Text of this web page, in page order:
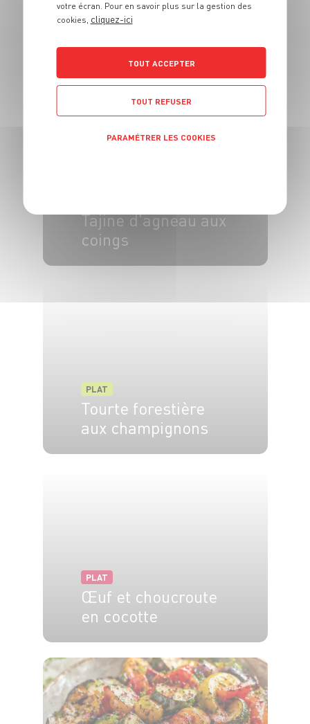
PLAT
Merlan rôti au four
sauce pistou
2 pers. 20 min 20 min
Tajine d'agneau aux
coings
PLAT
Tourte forestière
aux champignons
PLAT
Œuf et choucroute
en cocotte
votre écran. Pour en savoir plus sur la gestion des
cookies, cliquez-ici
TOUT ACCEPTER
TOUT REFUSER
PARAMÉTRER LES COOKIES